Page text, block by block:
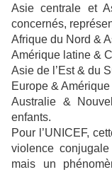
Asie centrale et
concernés,
Afrique du Nord &
Amérique latine &
Asie de l’Est & du
Europe &
Australie &
enfants.
Pour l’UNICEF,
violence
mais un